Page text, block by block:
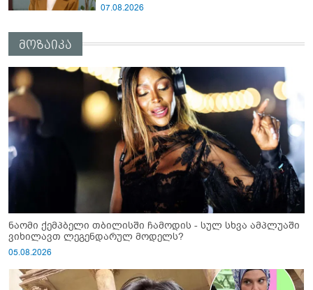
07.08.2026
მოზაიკა
ნაომი ქემპბელი თბილისში ჩამოდის - სულ სხვა ამპლუაში
ვიხილავთ ლეგენდარულ მოდელს?
05.08.2026